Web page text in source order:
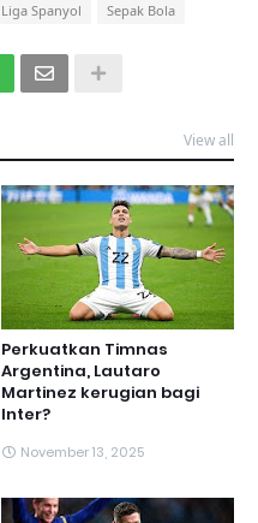
Liga Spanyol Sepak Bola
View all
Perkuatkan Timnas
Argentina, Lautaro
Martinez kerugian bagi
Inter?
November 13, 2025